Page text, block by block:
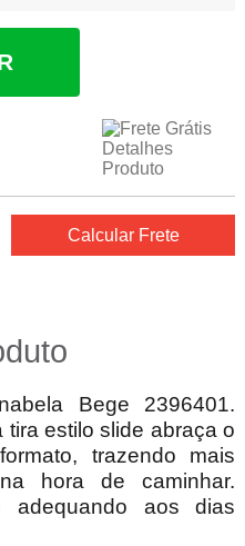
Bege 2396401.
estilo slide abraça o
trazendo mais
hora de caminhar.
adequando aos dias